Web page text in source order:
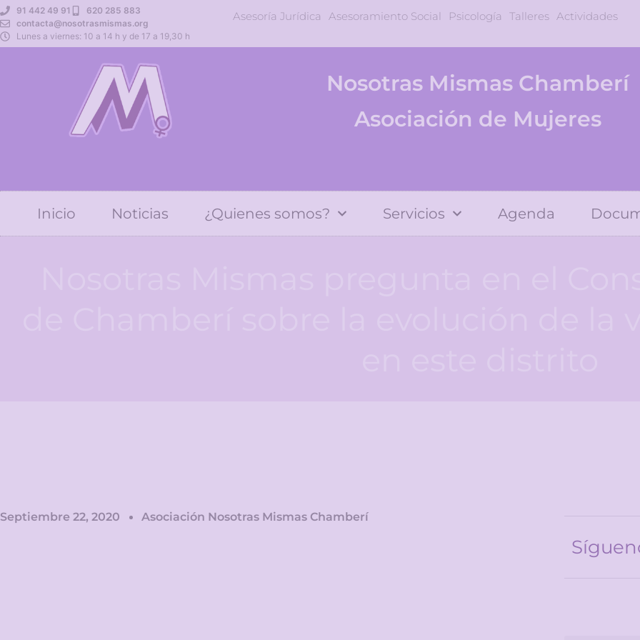
91 442 49 91
620 285 883
contacta@nosotrasmismas.org
Lunes a viernes: 10 a 14 h y de 17 a 19,30 h
Asesoría Jurídica Asesoramiento Social Psicología Talleres Actividades
Nosotras Mismas Chamberí
Asociación de Mujeres
Inicio Noticias ¿Quienes somos? Servicios Agenda
Septiembre 22, 2020 Asociación Nosotras Mismas Chamberí